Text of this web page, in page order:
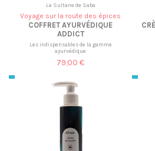
La Sultane de Saba
Voyage sur la route des épices
COFFRET AYURVÉDIQUE
ADDICT
Les indispensables de la gamme
ayurvédique
79,00 €